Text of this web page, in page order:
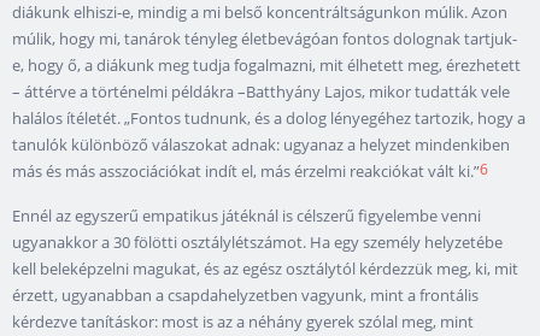
diákunk elhiszi-e, mindig a mi belső koncentráltságunkon múlik. Azon
múlik, hogy mi, tanárok tényleg életbevágóan fontos dolognak tartjuk-
e, hogy ő, a diákunk meg tudja fogalmazni, mit élhetett meg, érezhetett
– áttérve a történelmi példákra –Batthyány Lajos, mikor tudatták vele
halálos ítéletét. „Fontos tudnunk, és a dolog lényegéhez tartozik, hogy a
tanulók különböző válaszokat adnak: ugyanaz a helyzet mindenkiben
más és más asszociációkat indít el, más érzelmi reakciókat vált ki.”6
Ennél az egyszerű empatikus játéknál is célszerű figyelembe venni
ugyanakkor a 30 fölötti osztálylétszámot. Ha egy személy helyzetébe
kell beleképzelni magukat, és az egész osztálytól kérdezzük meg, ki, mit
érzett, ugyanabban a csapdahelyzetben vagyunk, mint a frontális
kérdezve tanításkor: most is az a néhány gyerek szólal meg, mint